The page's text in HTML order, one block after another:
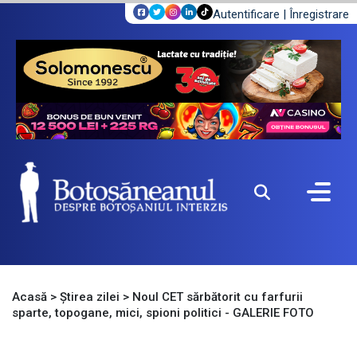
Autentificare | Înregistrare
Acasă > Știrea zilei > Noul CET sărbătorit cu farfurii
sparte, topogane, mici, spioni politici - GALERIE FOTO